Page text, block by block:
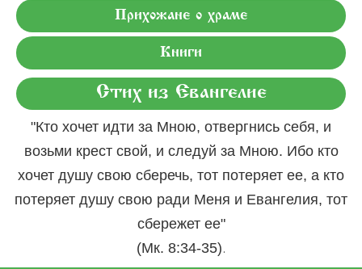
Прихожане о храме
Книги
Стих из Евангелие
"Кто хочет идти за Мною, отвергнись себя, и
возьми крест свой, и следуй за Мною. Ибо кто
хочет душу свою сберечь, тот потеряет ее, а кто
потеряет душу свою ради Меня и Евангелия, тот
сбережет ее"
(Мк. 8:34-35).